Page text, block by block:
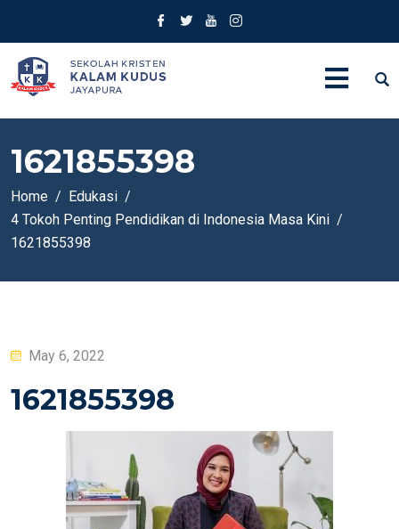
1621855398
Home
Edukasi
4 Tokoh Penting Pendidikan di Indonesia Masa Kini
1621855398
Posted
May 6, 2022
1621855398